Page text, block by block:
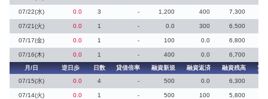
07/22(水) 0.0 3 - 1,200 400 7,300
07/21(火) 0.0 1 - 0.0 300 6,500
07/17(金) 0.0 1 - 100 0.0 6,800
07/16(木) 0.0 1 - 400 0.0
6,700
月/日
逆日歩 日数 貸借倍率 融資新規 融資返済 融資残高
貸
07/15(水)
0.0 4 - 500 0.0 6,300
07/14(火) 0.0 1 - 500 100 5,800